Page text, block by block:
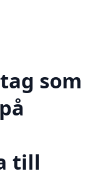
som
till